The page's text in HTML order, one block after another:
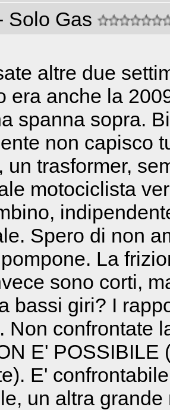
Solo Gas
altre due
era anche la
spanna sopra.
non capisco
un trasformer,
motociclista
Spero di non
La
sono corti,
bassi giri? I
Non confrontate
E' POSSIBILE
E'
un altra